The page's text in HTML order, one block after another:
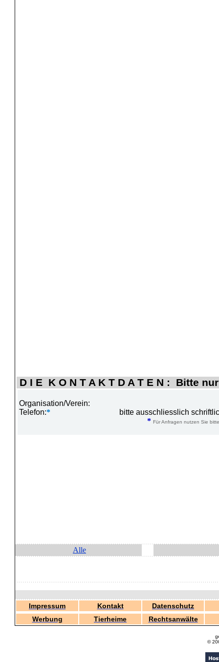
D I E K O N T A K T D A T E N : Bitte
Organisation/Verein:
Telefon:*
bitte ausschliesslich
* Für Anfragen nutzen Sie
Alle
Impressum Kontakt
Datenschutz
Werbung
Tierheime Rechtsanwälte
©